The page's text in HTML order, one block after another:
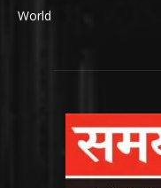
World